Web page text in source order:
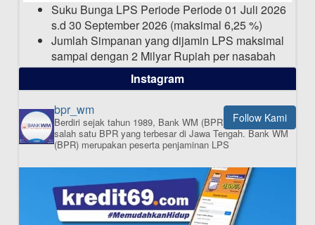
Suku Bunga LPS Periode Periode 01 Juli 2026
s.d 30 September 2026 (maksimal 6,25 %)
Jumlah Simpanan yang dijamin LPS maksimal
sampai dengan 2 Milyar Rupiah per nasabah
dalam satu bank
ISI APLIKASI SEKARANG
Instagram
Follow Kami
bpr_wm
Berdiri sejak tahun 1989, Bank WM (BPR) merupakan
salah satu BPR yang terbesar di Jawa Tengah.Bank WM
(BPR) merupakan peserta penjaminan LPS